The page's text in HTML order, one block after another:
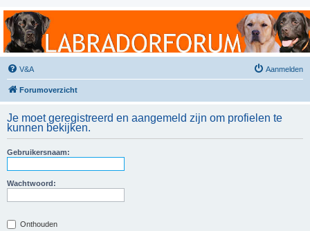
Labradorforum
Het gezelligste Labradorforum van Nederland en België!
V&A Aanmelden
Forumoverzicht
Je moet geregistreerd en aangemeld zijn om profielen te
kunnen bekijken.
Gebruikersnaam:
Wachtwoord:
Onthouden